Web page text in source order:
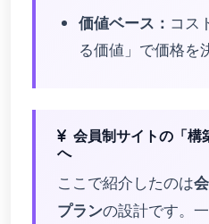
価値ベース： コス
る価値」で価格を
会員制サイトの「構
へ
ここで紹介したのは
プランの設計です。一